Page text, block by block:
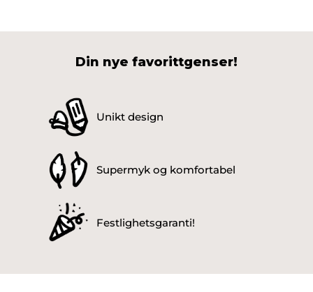
Din nye favorittgenser!
Unikt design
Supermyk og komfortabel
Festlighetsgaranti!